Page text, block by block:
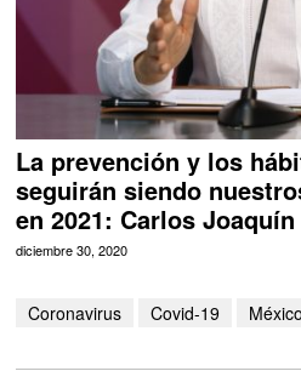
La prevención y los
seguirán siendo
en 2021: Carlos Joaquín
diciembre 30, 2020
Coronavirus Covid-19 México